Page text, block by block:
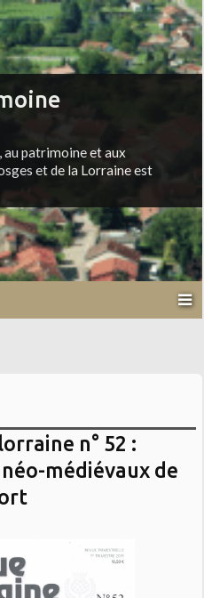
au patrimoine et aux
et de la Lorraine est
n° 52 :
médiévaux de